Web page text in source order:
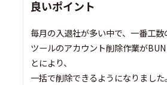
良いポイント
毎月の入退社が多い中で、一番工
ツールのアカウント削除作業が
とにより、
一括で削除できるようになりました。